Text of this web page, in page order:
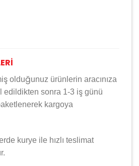
olduğunuz ürünlerin aracınıza
edildikten sonra 1-3 iş günü
kargoya
kurye ile hızlı teslimat